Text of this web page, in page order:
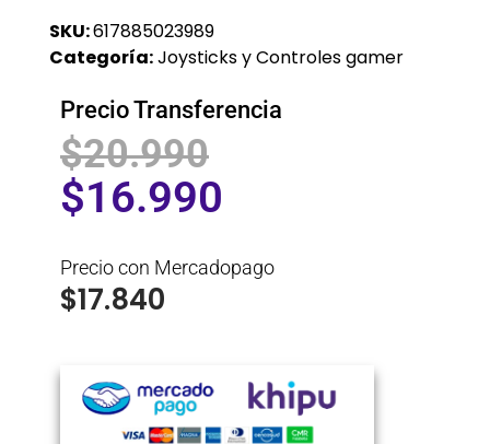
SKU:617885023989
Categoría:Joysticks y Controles gamer
Precio Transferencia
$20.990
$16.990
Precio con Mercadopago
$17.840